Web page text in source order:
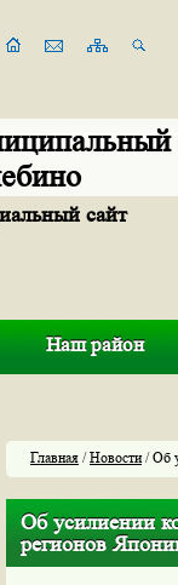
сайт
Наш район
Главная /Новости/ Об
Об усилиении
регионов